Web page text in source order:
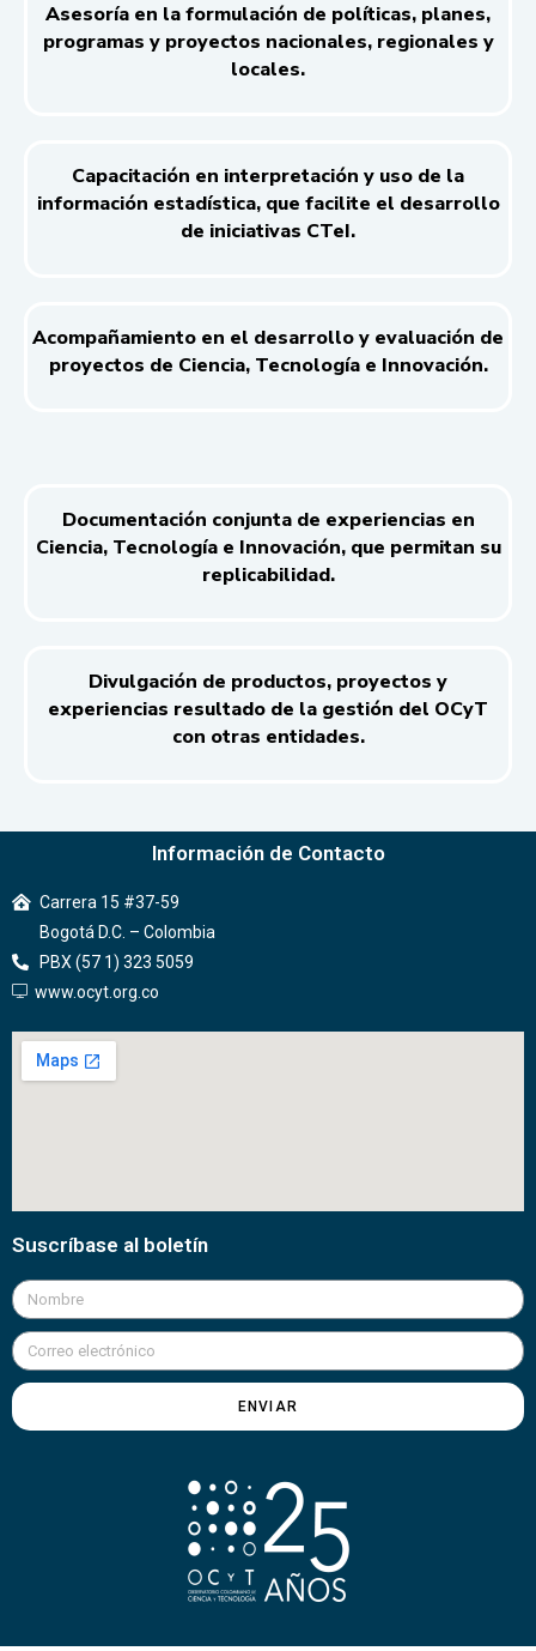
Asesoría en la formulación de políticas, planes,
programas y proyectos nacionales, regionales y
locales.
Capacitación en interpretación y uso de la
información estadística, que facilite el desarrollo
de iniciativas CTeI.
Acompañamiento en el desarrollo y evaluación de
proyectos de Ciencia, Tecnología e Innovación.
Documentación conjunta de experiencias en
Ciencia, Tecnología e Innovación, que permitan su
replicabilidad.
Divulgación de productos, proyectos y
experiencias resultado de la gestión del OCyT
con otras entidades.
Información de Contacto
Carrera 15 #37-59
Bogotá D.C. – Colombia
PBX (57 1) 323 5059
www.ocyt.org.co
Suscríbase al boletín
ENVIAR